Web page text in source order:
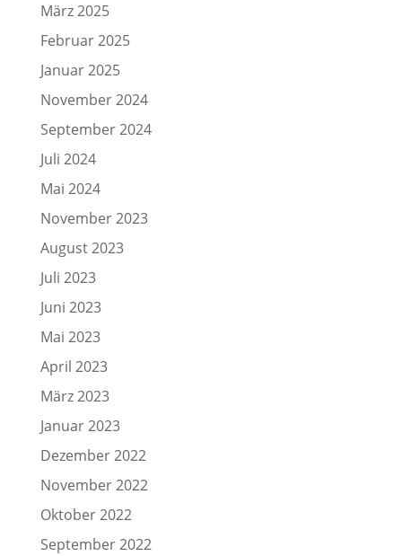
März 2025
Februar 2025
Januar 2025
November 2024
September 2024
Juli 2024
Mai 2024
November 2023
August 2023
Juli 2023
Juni 2023
Mai 2023
April 2023
März 2023
Januar 2023
Dezember 2022
November 2022
Oktober 2022
September 2022